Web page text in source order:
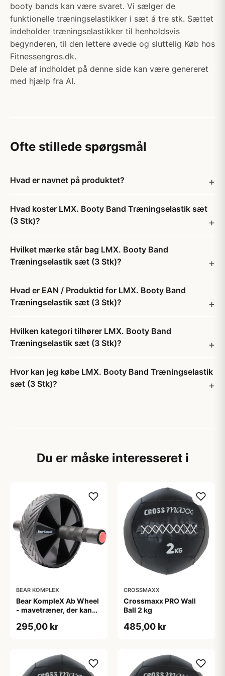
booty bands kan være svaret. Vi sælger de
funktionelle træningselastikker i sæt á tre stk. Sættet
indeholder træningselastikker til henholdsvis
begynderen, til den lettere øvede og sluttelig Køb hos
Fitnessengros.dk.
Dele af indholdet på denne side kan være genereret
med hjælp fra AI.
Ofte stillede spørgsmål
Hvad er navnet på produktet?
Hvad koster LMX. Booty Band Træningselastik sæt
(3 Stk)?
Hvilket mærke står bag LMX. Booty Band
Træningselastik sæt (3 Stk)?
Hvad er EAN / Produktid for LMX. Booty Band
Træningselastik sæt (3 Stk)?
Hvilken kategori tilhører LMX. Booty Band
Træningselastik sæt (3 Stk)?
Hvor kan jeg købe LMX. Booty Band Træningselastik
sæt (3 Stk)?
Du er måske interesseret i
BEAR KOMPLEX
Bear KompleX Ab Wheel
- mavetræner, der kan
295,00 kr
CROSSMAXX
Crossmaxx PRO Wall
Ball 2 kg
485,00 kr